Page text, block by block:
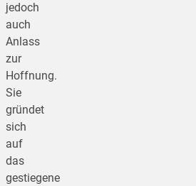
jedoch
auch
Anlass
zur
Hoffnung.
Sie
gründet
sich
auf
das
gestiegene